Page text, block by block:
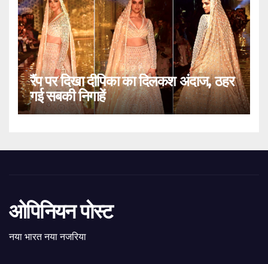
रैंप पर दिखा दीपिका का दिलकश अंदाज, ठहर
गई सबकी निगाहें
ओपिनियन पोस्ट
नया भारत नया नजरिया